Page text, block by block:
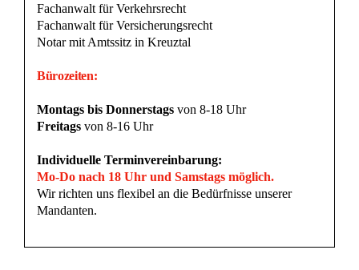
Fachanwalt für Verkehrsrecht
Fachanwalt für Versicherungsrecht
Notar mit Amtssitz in Kreuztal
Bürozeiten:
Montags bis Donnerstags von 8-18 Uhr
Freitags von 8-16 Uhr
Individuelle Terminvereinbarung:
Mo-Do nach 18 Uhr und Samstags möglich.
Wir richten uns flexibel an die Bedürfnisse unserer
Mandanten.